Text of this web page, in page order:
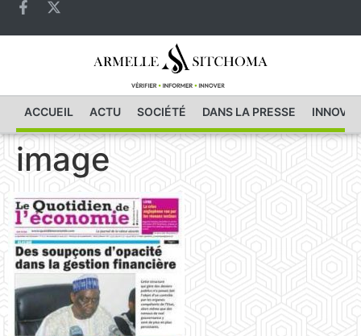
ACCUEIL ACTU SOCIÉTÉ DANS LA PRESSE
image